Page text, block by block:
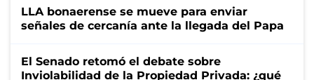
LLA bonaerense se mueve para enviar
señales de cercanía ante la llegada del Papa
El Senado retomó el debate sobre
Inviolabilidad de la Propiedad Privada: ¿qué